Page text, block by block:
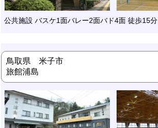
公共施設 バスケ1面バレー2面バド4面 徒歩15分
鳥取県 米子市
旅館浦島